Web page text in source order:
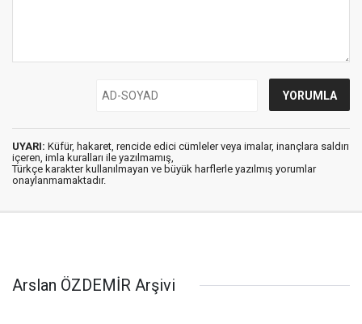
UYARI: Küfür, hakaret, rencide edici cümleler veya imalar, inançlara saldırı
içeren, imla kuralları ile yazılmamış,
Türkçe karakter kullanılmayan ve büyük harflerle yazılmış yorumlar
onaylanmamaktadır.
Arslan ÖZDEMİR Arşivi